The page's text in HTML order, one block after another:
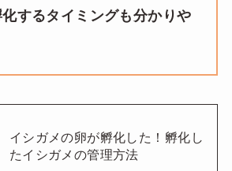
するタイミングも分かりや
イシガメの卵が孵化した！孵化し
たイシガメの管理方法